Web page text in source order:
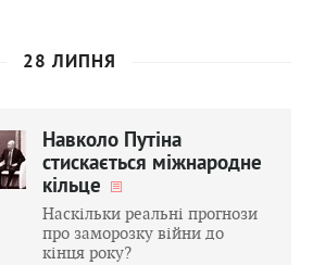
28 ЛИПНЯ
Навколо Путіна
стискається міжнародне
кільце
Наскільки реальні прогнози
про заморозку війни до
кінця року?